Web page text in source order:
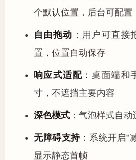
个默认位置，后台可配置
自由拖动 ：用户可直接
置，位置自动保存
响应式适配 ：桌面端和
寸，不遮挡主要内容
深色模式 ：气泡样式自
无障碍支持：系统开启"
显示静态首帧